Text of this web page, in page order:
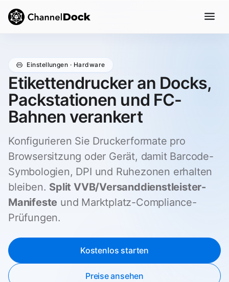
Einstellungen · Hardware
Etikettendrucker an Docks,
Packstationen und FC-
Bahnen verankert
Konfigurieren Sie Druckerformate pro
Browsersitzung oder Gerät, damit Barcode-
Symbologien, DPI und Ruhezonen erhalten
bleiben. Split VVB/Versanddienstleister-
Manifeste und Marktplatz-Compliance-
Prüfungen.
Kostenlos starten
Preise ansehen